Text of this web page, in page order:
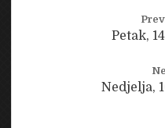
Petak,
Nedjelja,